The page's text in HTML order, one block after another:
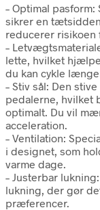
– Optimal
sikrer en
reducerer
–
lette, hvilket
du kan cykle
– Stiv sål: Den
pedalerne, hvilket
optimalt. Du vil
acceleration.
– Ventilation:
i designet, som
varme dage.
– Justerbar
lukning, der gør
præferencer.